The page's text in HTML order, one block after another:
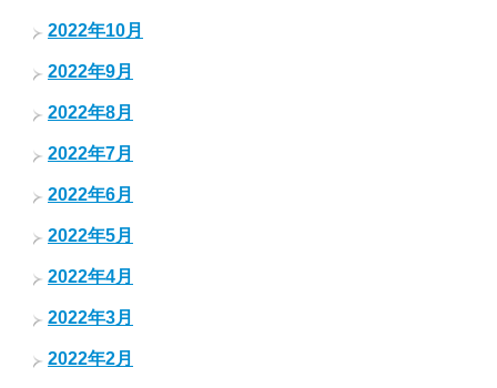
2022年10月
2022年9月
2022年8月
2022年7月
2022年6月
2022年5月
2022年4月
2022年3月
2022年2月